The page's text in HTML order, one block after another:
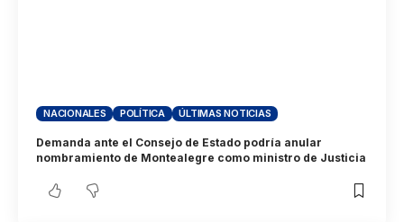
NACIONALES POLÍTICA ÚLTIMAS NOTICIAS
Demanda ante el Consejo de Estado podría anular
nombramiento de Montealegre como ministro de Justicia